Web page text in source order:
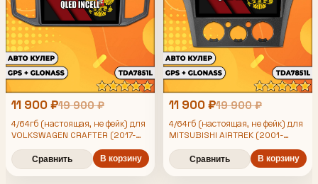
11 900 ₽19 900 ₽
4/64гб (настоящая, не фейк) для
VOLKSWAGEN CRAFTER (2017-
2024), Android магнитола с
усилителем TDA7851
Сравнить В корзину
11 900 ₽19 900 ₽
4/64гб (настоящая, не фейк) для
MITSUBISHI AIRTREK (2001-
2009), Android магнитола с
усилителем TDA7851, правый
руль
Сравнить В корзину